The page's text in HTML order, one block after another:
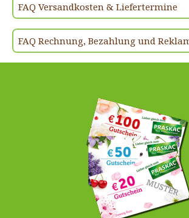
FAQ Versandkosten & Liefertermine
FAQ Rechnung, Bezahlung und